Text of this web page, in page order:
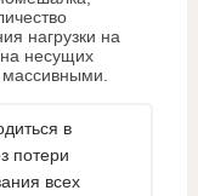
нагрузки на
несущих
в
потери
всех